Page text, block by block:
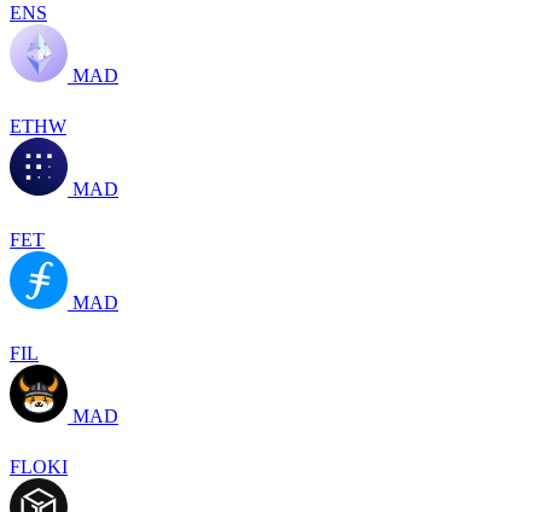
ENS
MAD
ETHW
MAD
FET
MAD
FIL
MAD
FLOKI